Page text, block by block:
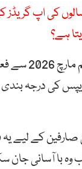
کی اپ گریڈز
ہے؟
یہ نئی
کی درجہ
صارفین کے لیے
وہ با آسانی